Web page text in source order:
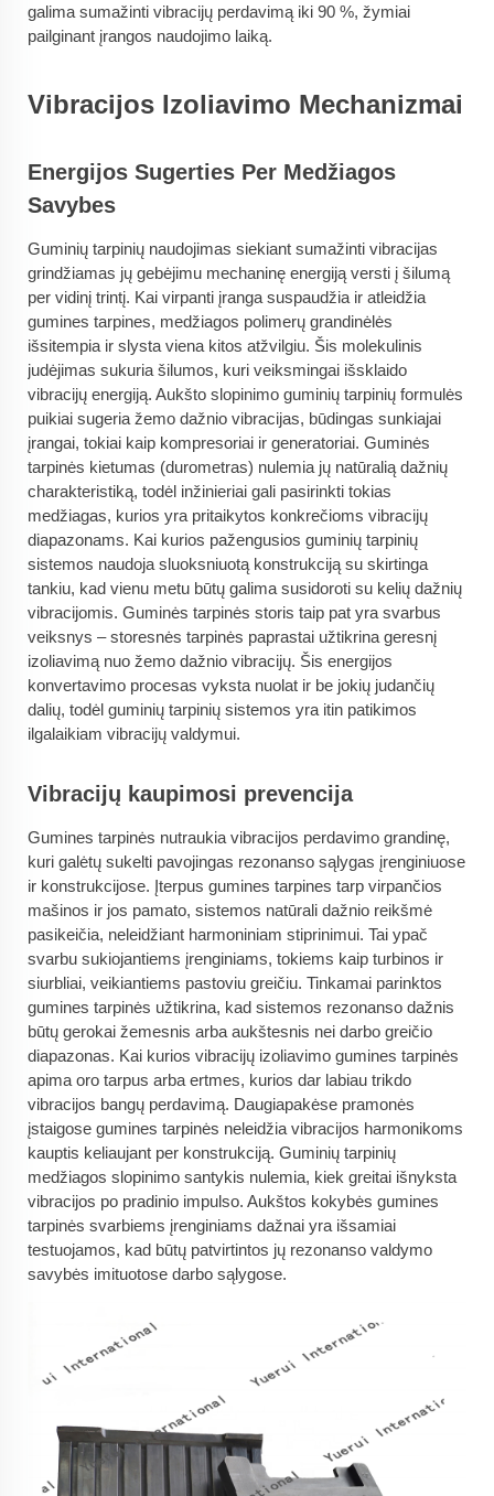
galima sumažinti vibracijų perdavimą iki 90 %, žymiai
pailginant įrangos naudojimo laiką.
Vibracijos Izoliavimo Mechanizmai
Energijos Sugerties Per Medžiagos
Savybes
Guminių tarpinių naudojimas siekiant sumažinti vibracijas
grindžiamas jų gebėjimu mechaninę energiją versti į šilumą
per vidinį trintį. Kai virpanti įranga suspaudžia ir atleidžia
gumines tarpines, medžiagos polimerų grandinėlės
išsitempia ir slysta viena kitos atžvilgiu. Šis molekulinis
judėjimas sukuria šilumos, kuri veiksmingai išsklaido
vibracijų energiją. Aukšto slopinimo guminių tarpinių formulės
puikiai sugeria žemo dažnio vibracijas, būdingas sunkiajai
įrangai, tokiai kaip kompresoriai ir generatoriai. Guminės
tarpinės kietumas (durometras) nulemia jų natūralią dažnių
charakteristiką, todėl inžinieriai gali pasirinkti tokias
medžiagas, kurios yra pritaikytos konkrečioms vibracijų
diapazonams. Kai kurios pažengusios guminių tarpinių
sistemos naudoja sluoksniuotą konstrukciją su skirtinga
tankiu, kad vienu metu būtų galima susidoroti su kelių dažnių
vibracijomis. Guminės tarpinės storis taip pat yra svarbus
veiksnys – storesnės tarpinės paprastai užtikrina geresnį
izoliavimą nuo žemo dažnio vibracijų. Šis energijos
konvertavimo procesas vyksta nuolat ir be jokių judančių
dalių, todėl guminių tarpinių sistemos yra itin patikimos
ilgalaikiam vibracijų valdymui.
Vibracijų kaupimosi prevencija
Gumines tarpinės nutraukia vibracijos perdavimo grandinę,
kuri galėtų sukelti pavojingas rezonanso sąlygas įrenginiuose
ir konstrukcijose. Įterpus gumines tarpines tarp virpančios
mašinos ir jos pamato, sistemos natūrali dažnio reikšmė
pasikeičia, neleidžiant harmoniniam stiprinimui. Tai ypač
svarbu sukiojantiems įrenginiams, tokiems kaip turbinos ir
siurbliai, veikiantiems pastoviu greičiu. Tinkamai parinktos
gumines tarpinės užtikrina, kad sistemos rezonanso dažnis
būtų gerokai žemesnis arba aukštesnis nei darbo greičio
diapazonas. Kai kurios vibracijų izoliavimo gumines tarpinės
apima oro tarpus arba ertmes, kurios dar labiau trikdo
vibracijos bangų perdavimą. Daugiapakėse pramonės
įstaigose gumines tarpinės neleidžia vibracijos harmonikoms
kauptis keliaujant per konstrukciją. Guminių tarpinių
medžiagos slopinimo santykis nulemia, kiek greitai išnyksta
vibracijos po pradinio impulso. Aukštos kokybės gumines
tarpinės svarbiems įrenginiams dažnai yra išsamiai
testuojamos, kad būtų patvirtintos jų rezonanso valdymo
savybės imituotose darbo sąlygose.